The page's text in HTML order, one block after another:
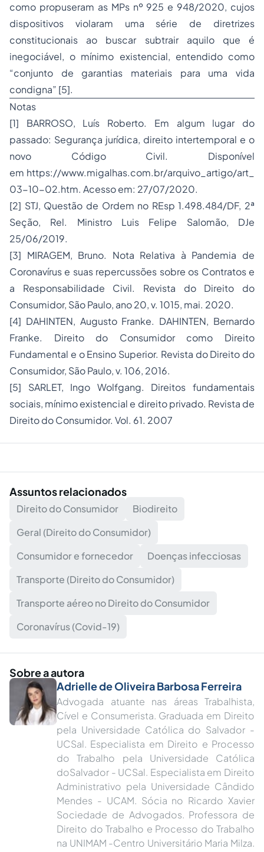
como propuseram as MPs nº 925 e 948/2020, cujos
dispositivos violaram uma série de diretrizes
constitucionais ao buscar subtrair aquilo que é
inegociável, o mínimo existencial, entendido como
“conjunto de garantias materiais para uma vida
condigna” [5].
Notas
[1] BARROSO, Luís Roberto. Em algum lugar do
passado: Segurança jurídica, direito intertemporal e o
novo Código Civil. Disponível
em https://www.migalhas.com.br/arquivo_artigo/art_
03-10-02.htm. Acesso em: 27/07/2020.
[2] STJ, Questão de Ordem no REsp 1.498.484/DF, 2ª
Seção, Rel. Ministro Luis Felipe Salomão, DJe
25/06/2019.
[3] MIRAGEM, Bruno. Nota Relativa à Pandemia de
Coronavírus e suas repercussões sobre os Contratos e
a Responsabilidade Civil. Revista do Direito do
Consumidor, São Paulo, ano 20, v. 1015, mai. 2020.
[4] DAHINTEN, Augusto Franke. DAHINTEN, Bernardo
Franke. Direito do Consumidor como Direito
Fundamental e o Ensino Superior. Revista do Direito do
Consumidor, São Paulo, v. 106, 2016.
[5] SARLET, Ingo Wolfgang. Direitos fundamentais
sociais, mínimo existencial e direito privado. Revista de
Direito do Consumidor. Vol. 61. 2007
Assuntos relacionados
Direito do Consumidor
Biodireito
Geral (Direito do Consumidor)
Consumidor e fornecedor
Doenças infecciosas
Transporte (Direito do Consumidor)
Transporte aéreo no Direito do Consumidor
Coronavírus (Covid-19)
Sobre a autora
Adrielle de Oliveira Barbosa Ferreira
Advogada atuante nas áreas Trabalhista,
Cível e Consumerista. Graduada em Direito
pela Universidade Católica do Salvador -
UCSal. Especialista em Direito e Processo
do Trabalho pela Universidade Católica
doSalvador - UCSal. Especialista em Direito
Administrativo pela Universidade Cândido
Mendes - UCAM. Sócia no Ricardo Xavier
Sociedade de Advogados. Professora de
Direito do Trabalho e Processo do Trabalho
na UNIMAM -Centro Universitário Maria Milza.